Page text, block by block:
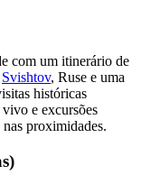
com um itinerário de
Svishtov, Ruse e uma
históricas
e excursões
proximidades.